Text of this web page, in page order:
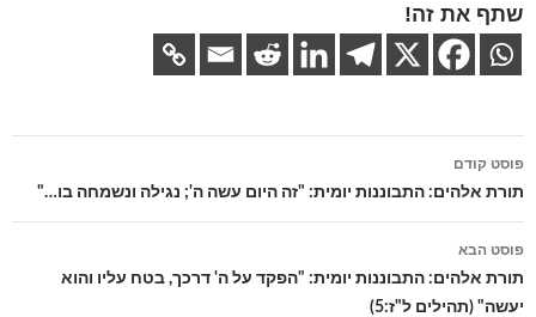
שתף את זה!
ניווט
בפוסטים
פוסט קודם
תורת אלהים: התבוננות יומית: "זה היום עשה ה'; נגילה ונשמחה בו…"
פוסט הבא
תורת אלהים: התבוננות יומית: "הפקד על ה' דרכך, בטח עליו והוא
יעשה" (תהילים ל"ז:5)